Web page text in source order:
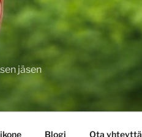
jäsen
Blogi Ota yhteyttä